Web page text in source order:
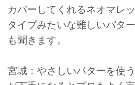
カバーしてくれるネオマレ
タイプみたいな難しいパタ
も聞きます。
宮城：やさしいパターを使